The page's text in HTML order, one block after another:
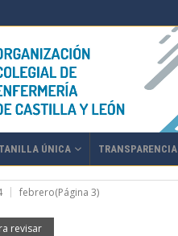
ÚNICA TRANSPARENCIA
febrero(Página 3)
revisar